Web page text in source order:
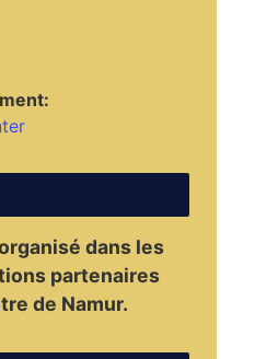
dans les
partenaires
de Namur.